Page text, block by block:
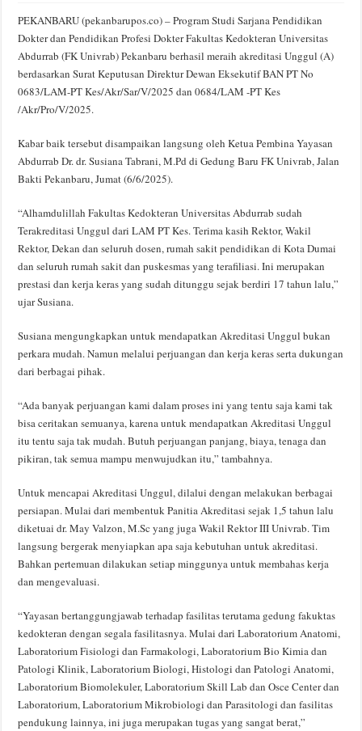
PEKANBARU (pekanbarupos.co) – Program Studi Sarjana Pendidikan
Dokter dan Pendidikan Profesi Dokter Fakultas Kedokteran Universitas
Abdurrab (FK Univrab) Pekanbaru berhasil meraih akreditasi Unggul (A)
berdasarkan Surat Keputusan Direktur Dewan Eksekutif BAN PT No
0683/LAM-PT Kes/Akr/Sar/V/2025 dan 0684/LAM -PT Kes
/Akr/Pro/V/2025.
Kabar baik tersebut disampaikan langsung oleh Ketua Pembina Yayasan
Abdurrab Dr. dr. Susiana Tabrani, M.Pd di Gedung Baru FK Univrab, Jalan
Bakti Pekanbaru, Jumat (6/6/2025).
“Alhamdulillah Fakultas Kedokteran Universitas Abdurrab sudah
Terakreditasi Unggul dari LAM PT Kes. Terima kasih Rektor, Wakil
Rektor, Dekan dan seluruh dosen, rumah sakit pendidikan di Kota Dumai
dan seluruh rumah sakit dan puskesmas yang terafiliasi. Ini merupakan
prestasi dan kerja keras yang sudah ditunggu sejak berdiri 17 tahun lalu,”
ujar Susiana.
Susiana mengungkapkan untuk mendapatkan Akreditasi Unggul bukan
perkara mudah. Namun melalui perjuangan dan kerja keras serta dukungan
dari berbagai pihak.
“Ada banyak perjuangan kami dalam proses ini yang tentu saja kami tak
bisa ceritakan semuanya, karena untuk mendapatkan Akreditasi Unggul
itu tentu saja tak mudah. Butuh perjuangan panjang, biaya, tenaga dan
pikiran, tak semua mampu menwujudkan itu,” tambahnya.
Untuk mencapai Akreditasi Unggul, dilalui dengan melakukan berbagai
persiapan. Mulai dari membentuk Panitia Akreditasi sejak 1,5 tahun lalu
diketuai dr. May Valzon, M.Sc yang juga Wakil Rektor III Univrab. Tim
langsung bergerak menyiapkan apa saja kebutuhan untuk akreditasi.
Bahkan pertemuan dilakukan setiap minggunya untuk membahas kerja
dan mengevaluasi.
“Yayasan bertanggungjawab terhadap fasilitas terutama gedung fakuktas
kedokteran dengan segala fasilitasnya. Mulai dari Laboratorium Anatomi,
Laboratorium Fisiologi dan Farmakologi, Laboratorium Bio Kimia dan
Patologi Klinik, Laboratorium Biologi, Histologi dan Patologi Anatomi,
Laboratorium Biomolekuler, Laboratorium Skill Lab dan Osce Center dan
Laboratorium, Laboratorium Mikrobiologi dan Parasitologi dan fasilitas
pendukung lainnya, ini juga merupakan tugas yang sangat berat,”